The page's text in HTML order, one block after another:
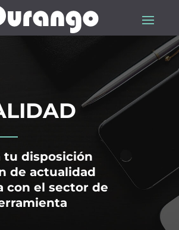
tu disposición
de actualidad
con el sector de